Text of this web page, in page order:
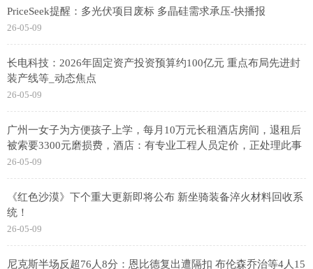
PriceSeek提醒：多光伏项目废标 多晶硅需求承压-快播报
26-05-09
长电科技：2026年固定资产投资预算约100亿元 重点布局先进封
装产线等_动态焦点
26-05-09
广州一女子为方便孩子上学，每月10万元长租酒店房间，退租后
被索要3300元磨损费，酒店：有专业工程人员定价，正处理此事
26-05-09
《红色沙漠》下个重大更新即将公布 新坐骑装备淬火材料回收系
统！
26-05-09
尼克斯半场反超76人8分：恩比德复出遭隔扣 布伦森乔治等4人15